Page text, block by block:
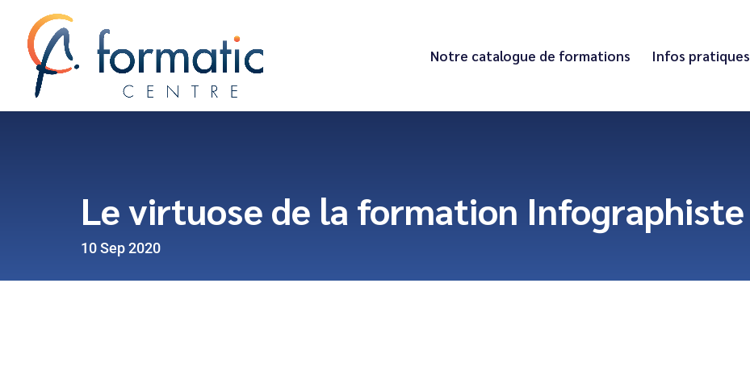
Notre catalogue de formations Infos pratiques
Le virtuose de la formation Infographiste
10 Sep 2020